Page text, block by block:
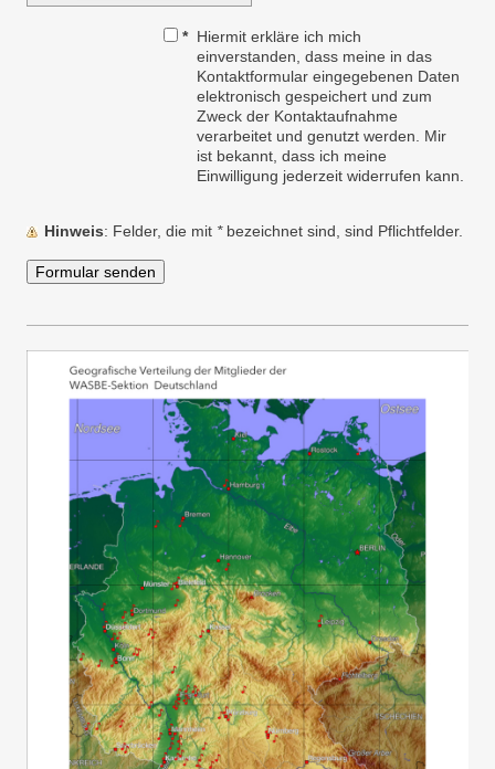
* Hiermit erkläre ich mich
einverstanden, dass meine in das
Kontaktformular eingegebenen Daten
elektronisch gespeichert und zum
Zweck der Kontaktaufnahme
verarbeitet und genutzt werden. Mir
ist bekannt, dass ich meine
Einwilligung jederzeit widerrufen kann.
Hinweis : Felder, die mit *bezeichnet sind, sind Pflichtfelder.